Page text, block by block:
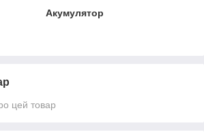
Акумулятор
цей товар